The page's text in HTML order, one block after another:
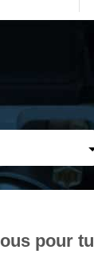
pour